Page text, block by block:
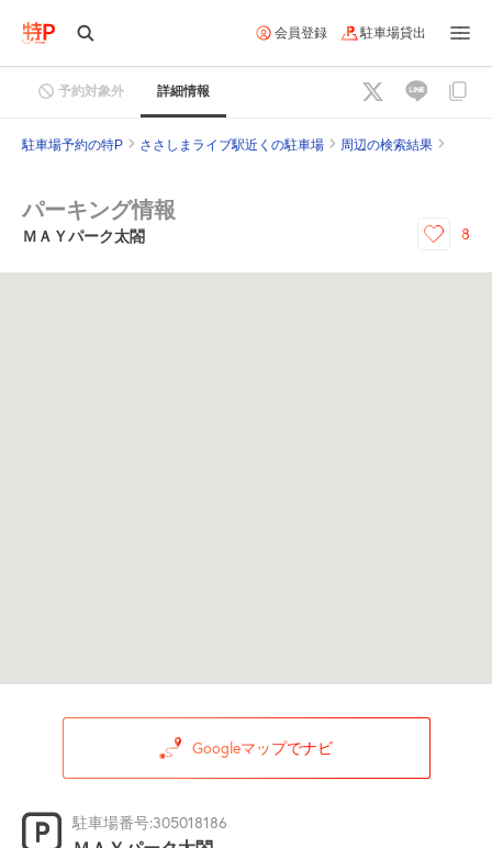
会員登録 駐車場貸出
予約対象外 詳細情報
駐車場予約の特P ささしまライブ駅近くの駐車場 周辺の検索結果
パーキング情報
ＭＡＹパーク太閤 8
Googleマップでナビ
駐車場番号:305018186